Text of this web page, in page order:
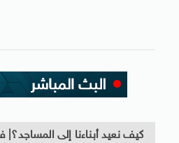
كيف نعيد أبناءنا إلى المساجد؟|